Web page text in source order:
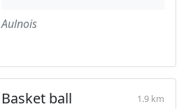
Aulnois
Basket ball 1.9 km